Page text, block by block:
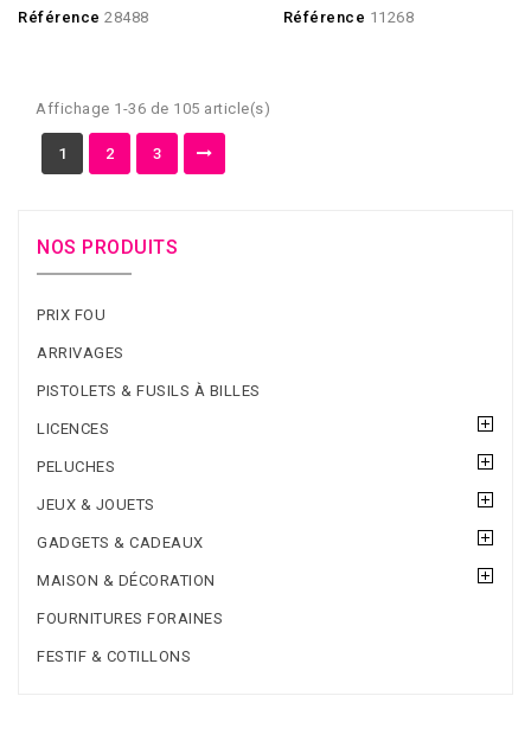
Référence 28488 Référence 11268
Affichage 1-36 de 105 article(s)
1 2 3
NOS PRODUITS
PRIX FOU
ARRIVAGES
PISTOLETS & FUSILS À BILLES
LICENCES
PELUCHES
JEUX & JOUETS
GADGETS & CADEAUX
MAISON & DÉCORATION
FOURNITURES FORAINES
FESTIF & COTILLONS